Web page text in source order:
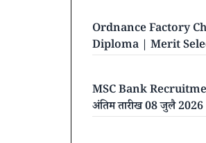
Ordnance Factory
Diploma | Merit
MSC Bank
अंतिम तारीख 08 जुलै 2026